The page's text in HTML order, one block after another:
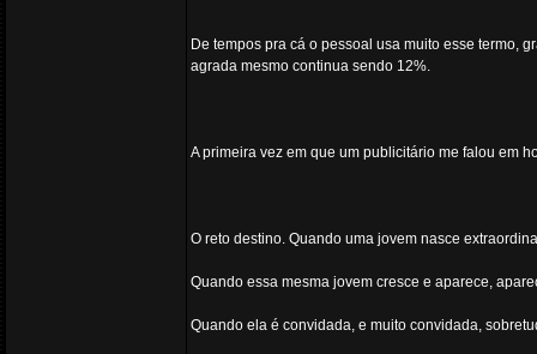
De tempos pra cá o pessoal usa muito esse termo,
agrada mesmo continua sendo 12%.
A primeira vez em que um publicitário me falou em
O reto destino. Quando uma jovem nasce
Quando essa mesma jovem cresce e aparece,
Quando ela é convidada, e muito convidada,